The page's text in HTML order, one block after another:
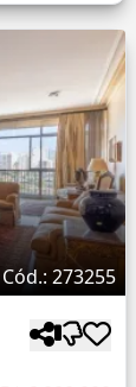
Cód.: 273255